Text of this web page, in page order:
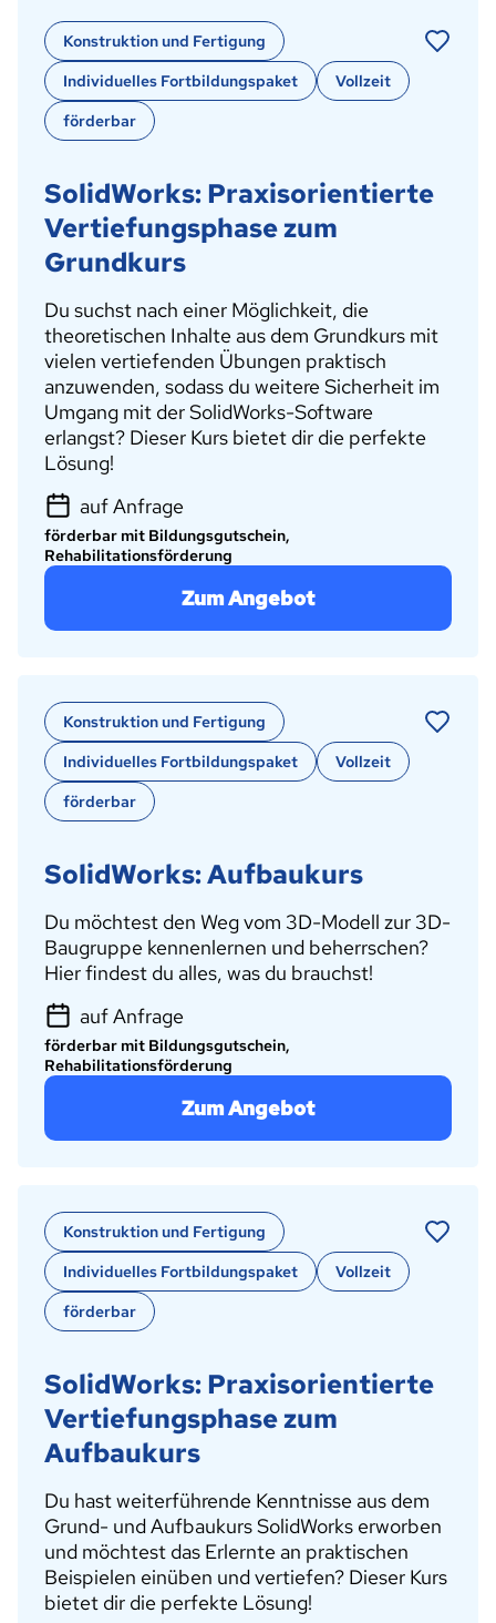
Konstruktion und Fertigung
Individuelles Fortbildungspaket
Vollzeit
förderbar
SolidWorks: Praxisorientierte
Vertiefungsphase zum
Grundkurs
Du suchst nach einer Möglichkeit, die
theoretischen Inhalte aus dem Grundkurs mit
vielen vertiefenden Übungen praktisch
anzuwenden, sodass du weitere Sicherheit im
Umgang mit der SolidWorks-Software
erlangst? Dieser Kurs bietet dir die perfekte
Lösung!
auf Anfrage
förderbar mit Bildungsgutschein,
Rehabilitationsförderung
Zum Angebot
Konstruktion und Fertigung
Individuelles Fortbildungspaket
Vollzeit
förderbar
SolidWorks: Aufbaukurs
Du möchtest den Weg vom 3D-Modell zur 3D-
Baugruppe kennenlernen und beherrschen?
Hier findest du alles, was du brauchst!
auf Anfrage
förderbar mit Bildungsgutschein,
Rehabilitationsförderung
Zum Angebot
Konstruktion und Fertigung
Individuelles Fortbildungspaket
Vollzeit
förderbar
SolidWorks: Praxisorientierte
Vertiefungsphase zum
Aufbaukurs
Du hast weiterführende Kenntnisse aus dem
Grund- und Aufbaukurs SolidWorks erworben
und möchtest das Erlernte an praktischen
Beispielen einüben und vertiefen? Dieser Kurs
bietet dir die perfekte Lösung!